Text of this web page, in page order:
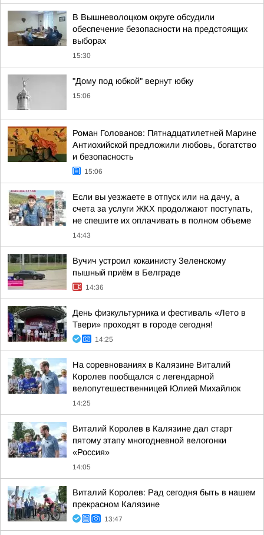
В Вышневолоцком округе обсудили
обеспечение безопасности на предстоящих
выборах
15:30
"Дому под юбкой" вернут юбку
15:06
Роман Голованов: Пятнадцатилетней Марине
Антиохийской предложили любовь, богатство
и безопасность
15:06
Если вы уезжаете в отпуск или на дачу, а
счета за услуги ЖКХ продолжают поступать,
не спешите их оплачивать в полном объеме
14:43
Вучич устроил кокаинисту Зеленскому
пышный приём в Белграде
14:36
День физкультурника и фестиваль «Лето в
Твери» проходят в городе сегодня!
14:25
На соревнованиях в Калязине Виталий
Королев пообщался с легендарной
велопутешественницей Юлией Михайлюк
14:25
Виталий Королев в Калязине дал старт
пятому этапу многодневной велогонки
«Россия»
14:05
Виталий Королев: Рад сегодня быть в нашем
прекрасном Калязине
13:47